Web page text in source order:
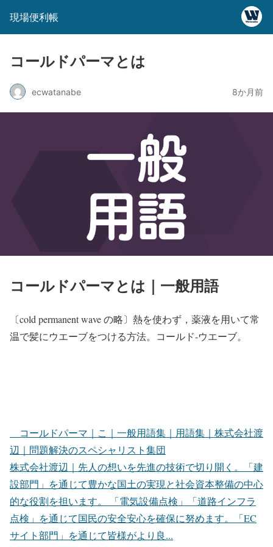
現場便利帳
コールドパーマとは
ecwatanabe 8か月前
コールドパーマとは｜一般用語
〔cold permanent wave の略〕熱を使わず，薬液を用いて常
温で髪にウエーブをつける方法。コールド-ウエーブ。
コールドパーマ｜こ｜一般用語集｜用語集｜株式会社渡
辺｜問題解決のスペシャリスト集団
株式会社渡辺｜先人の想いを先進の技術で切り開く。「建
設部門」を通じて豊かな国土の実現と社会資本整備の中心
的な役割を担います。 「電気設備点検」「道路インフラ
点検」を通じて国民の安全安心を確保に努めます。「EC
サイト部門」を通じて皆様がより良...